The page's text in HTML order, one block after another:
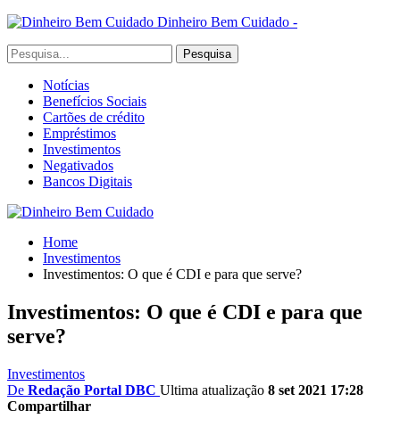
Dinheiro Bem Cuidado -
Notícias
Benefícios Sociais
Cartões de crédito
Empréstimos
Investimentos
Negativados
Bancos Digitais
Home
Investimentos
Investimentos: O que é CDI e para que serve?
Investimentos: O que é CDI e para que
serve?
Investimentos
De Redação Portal DBC Ultima atualização 8 set 2021 17:28
Compartilhar